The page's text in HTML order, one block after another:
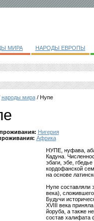
МИРА НАРОДЫ ЕВРОПЫ
народы мира/ Нупе
Нигерия
Африка
НУПЕ, нуфава,
Кадуна.
эбаги, эбе,
кордофанской
на основе
Нупе составляли
века),
Будучи
XVIII века
йоруба, а также
состав халифата